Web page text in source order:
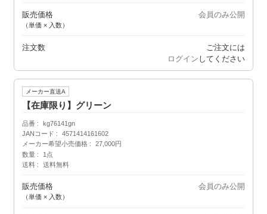
販売価格
（単価 × 入数）
会員のみ公開
注文数
ご注文には
ログイン してください
メーカー直送A
【在庫限り】グリーン
品番
kg76141gn
JANコード
4571414161602
メーカー希望小売価格
27,000円
数量
1点
送料
送料無料
販売価格
（単価 × 入数）
会員のみ公開